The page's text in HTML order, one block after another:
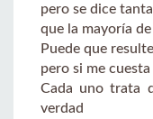
pero se dice
que la mayoría
Puede que
pero si me
Cada uno trata
verdad